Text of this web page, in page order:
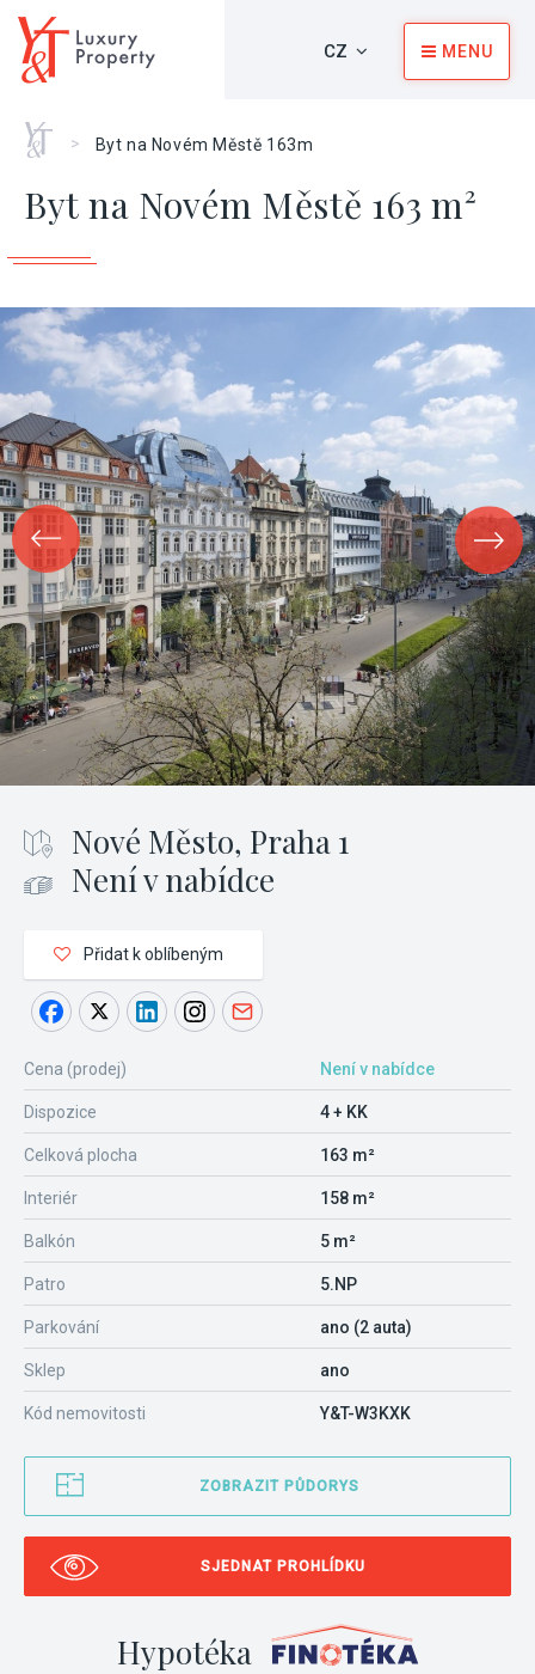
CZ MENU
Home
> Byt na Novém Městě 163m
Byt na Novém Městě 163 m²
Nové Město, Praha 1
Není v nabídce
Přidat k oblíbeným
Cena (prodej) Není v nabídce
Dispozice 4 + KK
Celková plocha 163 m²
Interiér 158 m²
Balkón 5 m²
Patro 5.NP
Parkování ano (2 auta)
Sklep ano
Kód nemovitosti Y&T-W3KXK
ZOBRAZIT PŮDORYS
SJEDNAT PROHLÍDKU
Hypotéka